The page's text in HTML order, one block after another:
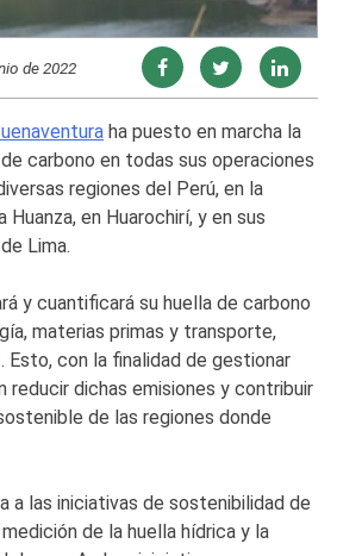
de 2022
ha puesto en marcha la
carbono en todas sus operaciones
regiones del Perú, en la
en Huarochirí, y en sus
Lima.
y cuantificará su huella de carbono
materias primas y transporte,
con la finalidad de gestionar
reducir dichas emisiones y contribuir
de las regiones donde
a las iniciativas de sostenibilidad de
de la huella hídrica y la